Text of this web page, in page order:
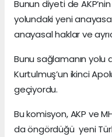
Bunun diyeti de
yolundaki yeni
anayasal haklar ve
Bunu sağlamanın yolu
Kurtulmuş’un ikinci
geçiyordu.
Bu komisyon, AKP ve
da öngördüğü yeni